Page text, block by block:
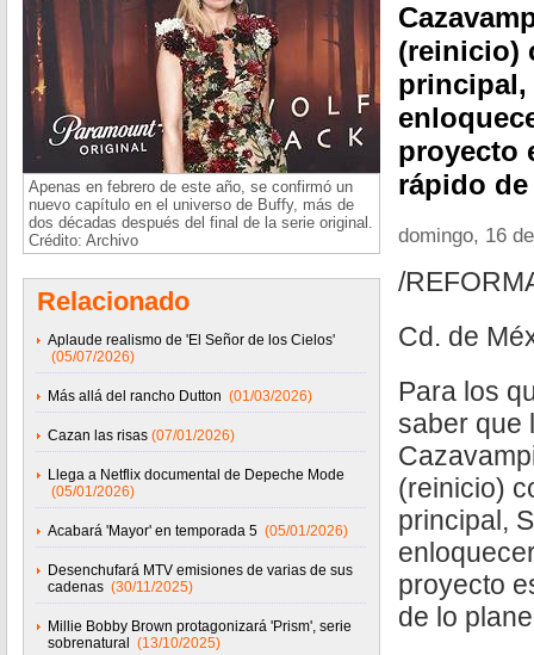
Apenas en febrero de este año, se confirmó un
nuevo capítulo en el universo de Buffy, más de
dos décadas después del final de la serie original.
Crédito: Archivo
Relacionado
Aplaude realismo de 'El Señor de los Cielos'
(05/07/2026)
Más allá del rancho Dutton (01/03/2026)
Cazan las risas (07/01/2026)
Llega a Netflix documental de Depeche Mode
(05/01/2026)
Acabará 'Mayor' en temporada 5 (05/01/2026)
Desenchufará MTV emisiones de varias de sus
cadenas (30/11/2025)
Millie Bobby Brown protagonizará 'Prism', serie
sobrenatural
(13/10/2025)
(reinicio)
principal,
proyecto
rápido
domingo, 16
/
Cd. de
Para los
saber que
(reinicio)
principal,
proyecto
de lo